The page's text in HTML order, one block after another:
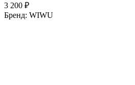
3 200 ₽
Бренд: WIWU